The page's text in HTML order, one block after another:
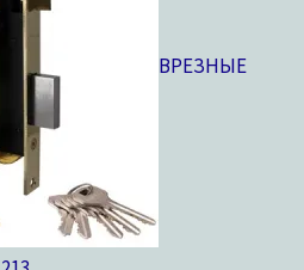
ВРЕЗНЫЕ